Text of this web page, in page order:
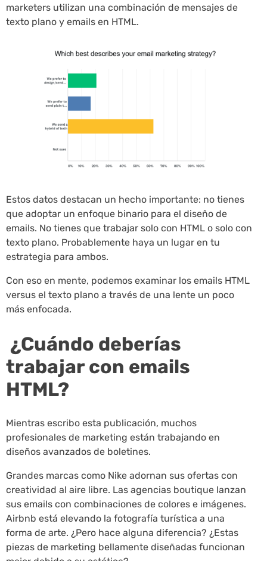
marketers utilizan una combinación de mensajes de
texto plano y emails en HTML.
Estos datos destacan un hecho importante: no tienes
que adoptar un enfoque binario para el diseño de
emails. No tienes que trabajar solo con HTML o solo con
texto plano. Probablemente haya un lugar en tu
estrategia para ambos.
Con eso en mente, podemos examinar los emails HTML
versus el texto plano a través de una lente un poco
más enfocada.
¿Cuándo deberías
trabajar con emails
HTML?
Mientras escribo esta publicación, muchos
profesionales de marketing están trabajando en
diseños avanzados de boletines.
Grandes marcas como Nike adornan sus ofertas con
creatividad al aire libre. Las agencias boutique lanzan
sus emails con combinaciones de colores e imágenes.
Airbnb está elevando la fotografía turística a una
forma de arte. ¿Pero hace alguna diferencia? ¿Estas
piezas de marketing bellamente diseñadas funcionan